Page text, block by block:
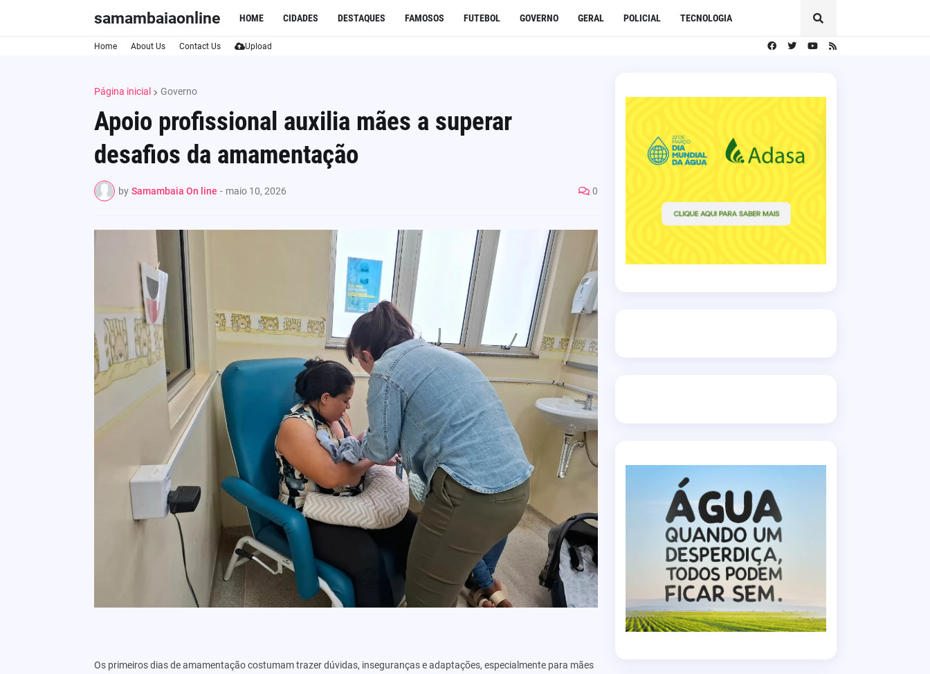
samambaiaonline HOME CIDADES DESTAQUES FAMOSOS FUTEBOL GOVERNO GERAL POLICIAL TECNOLOGIA
Home About Us Contact Us Upload
Página inicial Governo
Apoio profissional auxilia mães a superar
desafios da amamentação
by Samambaia On line - maio 10, 2026 0
Os primeiros dias de amamentação costumam trazer dúvidas, inseguranças e adaptações, especialmente para mães